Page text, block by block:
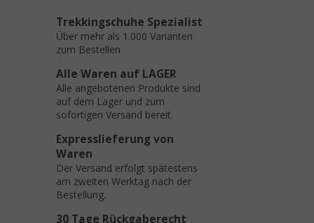
Trekkingschuhe Spezialist
Über mehr als 1.000 Varianten
zum Bestellen
Alle Waren auf LAGER
Alle angebotenen Produkte sind
auf dem Lager und zum
sofortigen Versand bereit.
Expresslieferung von
Waren
Der Versand erfolgt spätestens
am zweiten Werktag nach der
Bestellung.
30 Tage Rückgaberecht